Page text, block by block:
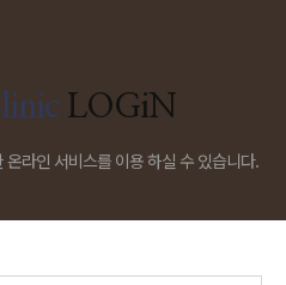
LOGiN
라인 서비스를 이용 하실 수 있습니다.